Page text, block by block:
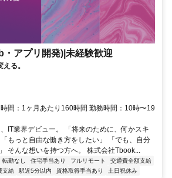
・アプリ開発)|未経験歓迎
る。
間：1ヶ月あたり160時間 勤務時間：10時〜19
IT業界デビュー。 「将来のために、何かスキ
もっと自由な働き方をしたい」 「でも、自分
そんな想いを持つ方へ。 株式会社Tbook...
転勤なし 住宅手当あり フルリモート
交通費全額支給
支給 駅近5分以内 資格取得手当あり 土日祝休み